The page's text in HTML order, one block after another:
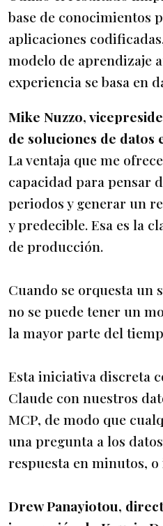
base de conocimientos
aplicaciones
modelo de aprendizaje
experiencia se basa en
Mike Nuzzo,
de soluciones de datos
La ventaja que me
capacidad para pensar
periodos y generar un
y predecible. Esa es la
de producción.
Cuando se orquesta un
no se puede tener un
la mayor parte del
Esta iniciativa discreta
Claude con nuestros
MCP, de modo que
una pregunta a los
respuesta en minutos,
Drew Panayiotou,